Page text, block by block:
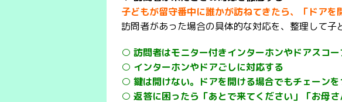
子どもが留守番中に誰かが訪ねてきたら、「ドアを
訪問者があった場合の具体的な対応を、整理して子
○ 訪問者はモニター付きインターホンやドアスコー
○ インターホンやドアごしに対応する
○ 鍵は開けない。ドアを開ける場合でもチェーン
○ 返答に困ったら「あとで来てください」「お母